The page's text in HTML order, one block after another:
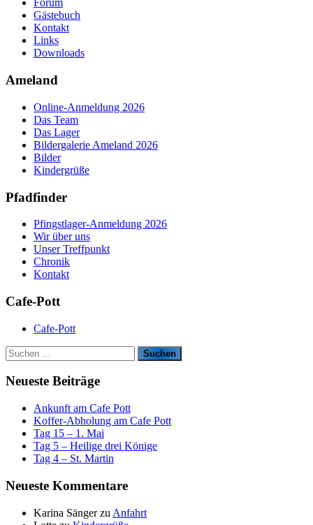
Forum
Gästebuch
Kontakt
Links
Downloads
Ameland
Online-Anmeldung 2026
Das Team
Das Lager
Bildergalerie Ameland 2026
Bilder
Kindergrüße
Pfadfinder
Pfingstlager-Anmeldung 2026
Wir über uns
Unser Treffpunkt
Chronik
Kontakt
Cafe-Pott
Cafe-Pott
S
u
c
h
Neueste Beiträge
Ankunft am Cafe Pott
Koffer-Abholung am Cafe Pott
Tag 15 – 1. Mai
Tag 5 – Heilige drei Könige
Tag 4 – St. Martin
Neueste Kommentare
Karina Sängerzu Anfahrt